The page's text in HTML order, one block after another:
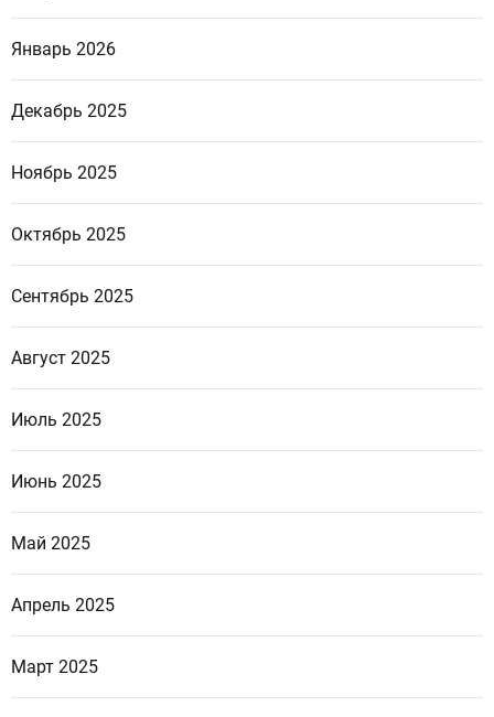
Январь 2026
Декабрь 2025
Ноябрь 2025
Октябрь 2025
Сентябрь 2025
Август 2025
Июль 2025
Июнь 2025
Май 2025
Апрель 2025
Март 2025